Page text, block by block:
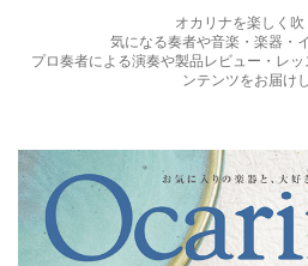
オカリナを楽しく吹
気になる奏者や音楽・楽器・
プロ奏者による演奏や製品レビュー・レ
ンテンツをお届け